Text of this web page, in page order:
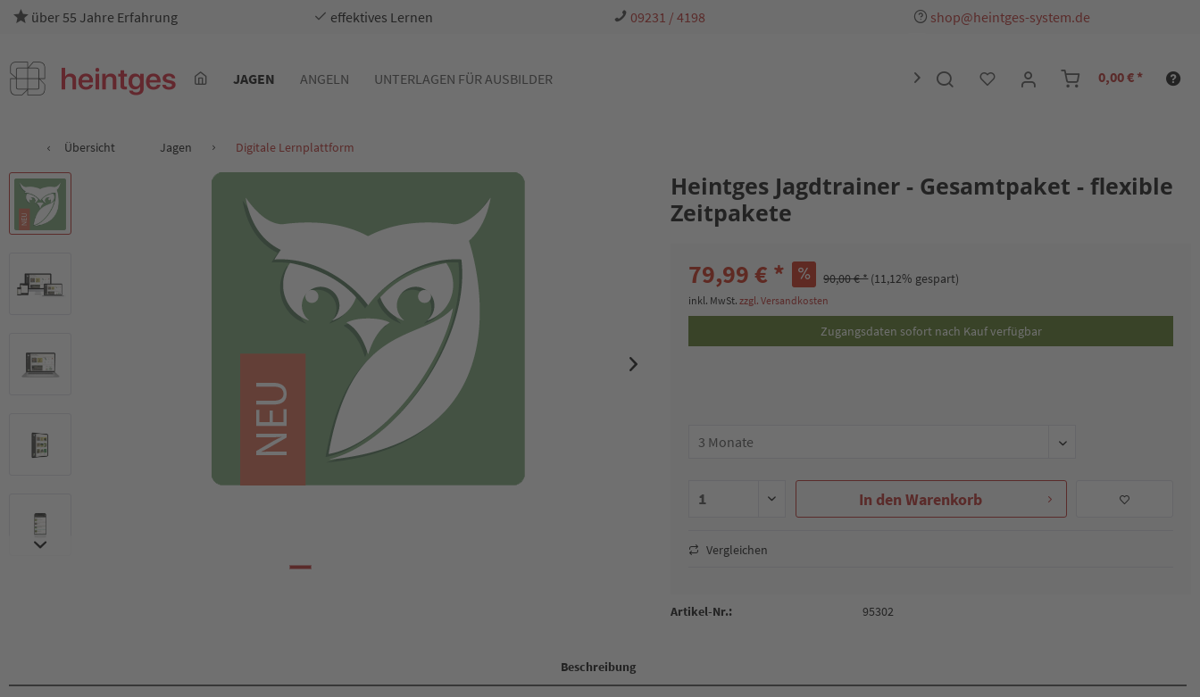
über 55 Jahre Erfahrung effektives Lernen 09231 / 4198 shop@heintges-system.de
JAGEN ANGELN UNTERLAGEN FÜR AUSBILDER  0,00 € *
Übersicht Jagen Digitale Lernplattform
Heintges Jagdtrainer - Gesamtpaket - flexible
Zeitpakete
79,99 € * 90,00 € *(11,12% gespart)
inkl. MwSt.zzgl. Versandkosten
Zugangsdaten sofort nach Kauf verfügbar
In den Warenkorb
Vergleichen
Artikel-Nr.: 95302
Beschreibung